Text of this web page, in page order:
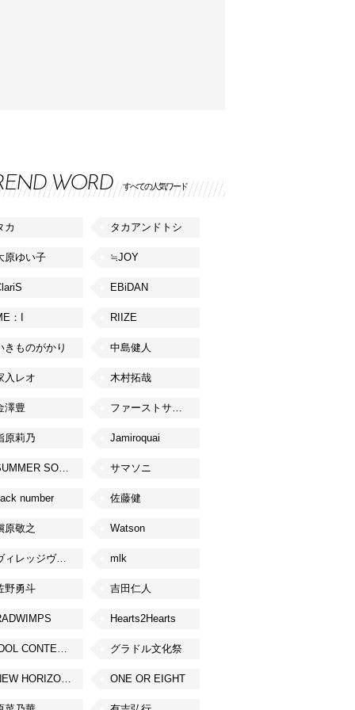
WORD すべての人気ワード
カ タカアンドトシ
原ゆい子 ≒JOY
EBiDAN
：I RIIZE
きものがかり 中島健人
入レオ 木村拓哉
澤豊 ファーストサマーウイカ
原莉乃 Jamiroquai
SUMMER SONIC サマソニ
number 佐藤健
原敬之 Watson
ヴィレッジヴァンガード mlk
野勇斗 吉田仁人
Hearts2Hearts
IDOL CONTENT EXPO グラドル文化祭
NEW HORIZON FEST ONE OR EIGHT